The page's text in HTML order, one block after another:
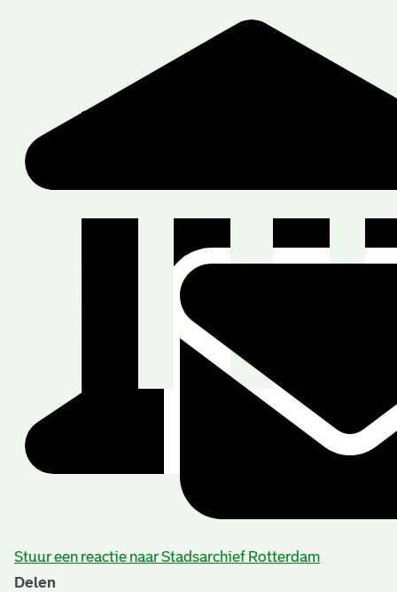
Stuur een reactie naar Stadsarchief Rotterdam
Delen